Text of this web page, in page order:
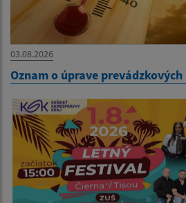
03.08.2026
Oznam o úprave prevádzkových